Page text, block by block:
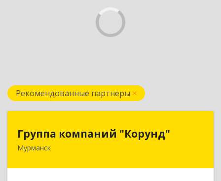
Рекомендованные партнеры
Группа компаний "Корунд"
Мурманск
Группа компаний "Корунд"
183025, Мурманская обл, Мурманск г, Тарана